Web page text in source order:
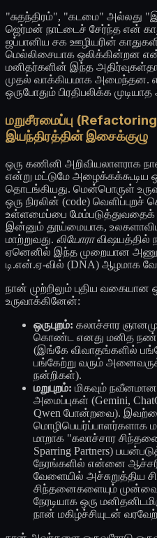
"சுதந்திரம்", "கடமை"
ஜெர்மன் நாட்டைச் சேர்ந்த என்
ஜப்பானிய சக ஊழியரின்
மெல்லிசையாக ஒலிக்கின்றன
மனிதர்களின் இந்த
முதல் வாக்கியமாக அமைந்தன.
ஒருபோதும் பிரதிபலிக்க
மறுசீரமைப்பு
இயந்திரத்தின் இசைக்குழு
ஒரு கணினி அறிவியலாளராக
என்று மட்டுமே
தொடங்கியது. மென்பொருள்
ஒரு நிரலின் (code)
உள்ளமைப்பை மேம்படுத்துவதைக்
இன்னும் தூய்மையாக,
மாற்றுவது. லியோராவிஷயத்தில்
ஏனெனில் இந்த முறையான
டி.என்.ஏ-வில் (DNA) ஆழமாக
நான் முற்றிலும் புதிய
உருவாக்கினேன்:
ஒருபுறம்: கலாச்சார
கொண்ட எனது மனித
(இங்கே விவாதங்களில்
பங்கேற்று வரும்
நன்றிகள்).
மறுபுறம்: மிகவும்
அமைப்புகள் (Gemini,
Qwen போன்றவை).
மொழிபெயர்ப்பாளர்களாக
மாறாக "கலாச்சார
Sparring Partners)
நேரங்களில் என்னை
வேளையில் அச்சுறுத்திய
சிந்தனைகளையும்
நேரடியாக ஒரு
நான் மகிழ்ச்சியுடன்